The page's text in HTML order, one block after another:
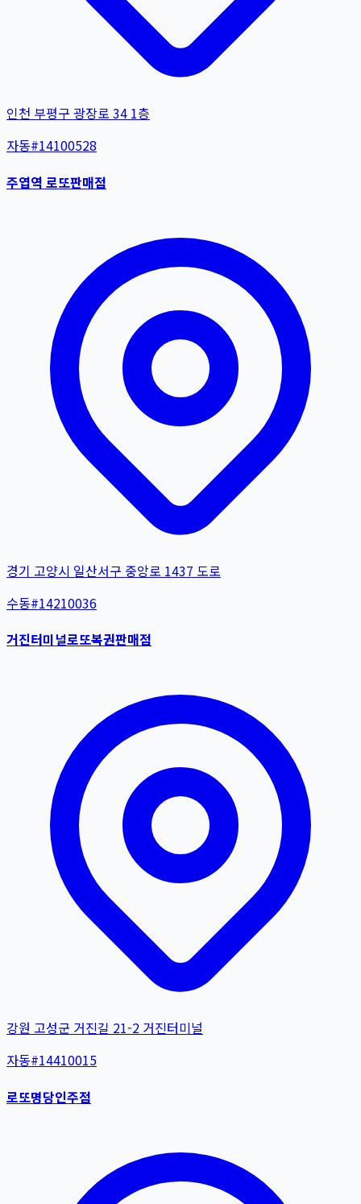
인천 부평구 광장로 34 1층
자동#14100528
주엽역 로또판매점
경기 고양시 일산서구 중앙로 1437 도로
수동#14210036
거진터미널로또복권판매점
강원 고성군 거진길 21-2 거진터미널
자동#14410015
로또명당인주점